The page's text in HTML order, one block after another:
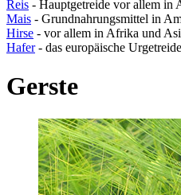
Reis - Hauptgetreide vor allem in
Mais - Grundnahrungsmittel in
Hirse - vor allem in Afrika und
Hafer- das europäische
Gerste